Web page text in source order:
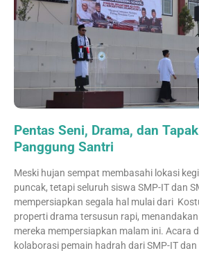
Pentas Seni, Drama, dan
Panggung Santri
Meski hujan sempat membasahi lokasi
puncak, tetapi seluruh siswa SMP-IT dan
mempersiapkan segala hal mulai dari
properti drama tersusun rapi,
mereka mempersiapkan malam ini. Acara
kolaborasi pemain hadrah dari SMP-IT